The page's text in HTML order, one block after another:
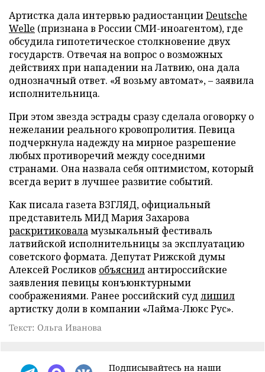
Артистка дала интервью радиостанцииDeutsche
Welle (признана в России СМИ-иноагентом), где
обсудила гипотетическое столкновение двух
государств. Отвечая на вопрос о возможных
действиях при нападении на Латвию, она дала
однозначный ответ. «Я возьму автомат», – заявила
исполнительница.
При этом звезда эстрады сразу сделала оговорку о
нежелании реального кровопролития. Певица
подчеркнула надежду на мирное разрешение
любых противоречий между соседними
странами. Она назвала себя оптимистом, который
всегда верит в лучшее развитие событий.
Как писала газета ВЗГЛЯД, официальный
представитель МИД Мария Захарова
раскритиковаламузыкальный фестиваль
латвийской исполнительницы за эксплуатацию
советского формата. Депутат Рижской думы
Алексей Росликов объяснил антироссийские
заявления певицы конъюнктурными
соображениями. Ранее российский суд лишил
артистку доли в компании «Лайма-Люкс Рус».
Текст: Ольга Иванова
Подписывайтесь на наши